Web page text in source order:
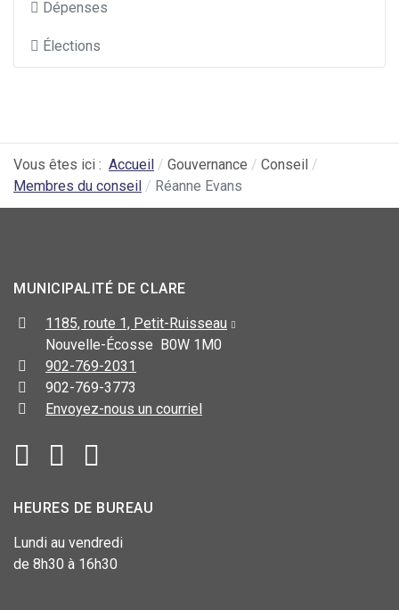
Dépenses
Élections
Vous êtes ici : Accueil Gouvernance
Conseil
Membres du conseil
Réanne Evans
MUNICIPALITÉ DE CLARE
1185, route 1, Petit-Ruisseau
Nouvelle-Écosse B0W 1M0
902-769-2031
902-769-3773
Envoyez-nous un courriel
HEURES DE BUREAU
Lundi au vendredi
de 8h30 à 16h30